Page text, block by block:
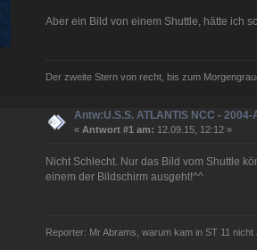
Aber ein Bild von einem Shuttle, hätte ich
Der zweite Stern von recht, bis zum
Antw:U.S.S. ATLANTIS NCC - 2004-
« Antwort #1 am: 12.09.15, 12:12 »
Nicht Schlecht. Nur das Bild vom Shuttle
einem der Bildschirm ausgeht!^^
Reporter: Mr Abrams, warum kam in ST 11